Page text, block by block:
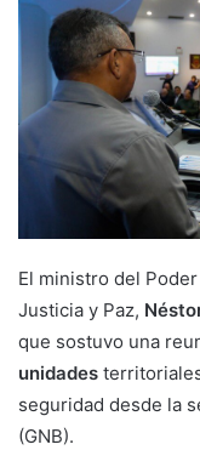
El ministro del
Justicia y Paz,
que sostuvo una
unidades
seguridad desde la
(GNB).